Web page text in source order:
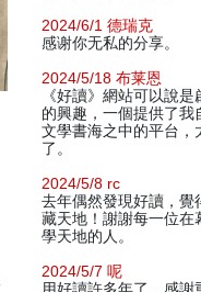
2024/6/1 德瑞克
感谢你无私的分享。
2024/5/18 布莱恩
《好讀》網站可以說
的興趣，一個提供了我
文學書海之中的平台，
了。
2024/5/8 rc
去年偶然發現好讀，覺
藏天地！謝謝每一位在
學天地的人。
2024/5/7 呢